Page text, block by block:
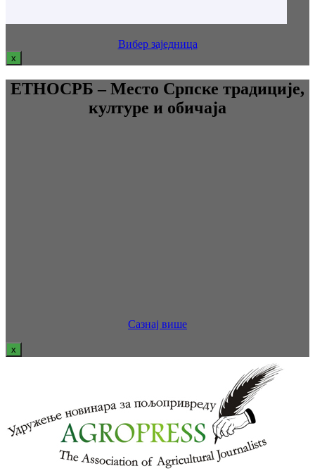
Вибер заједница
x
ЕТНОСРБ – Место Српске традиције,
културе и обичаја
Сазнај више
x